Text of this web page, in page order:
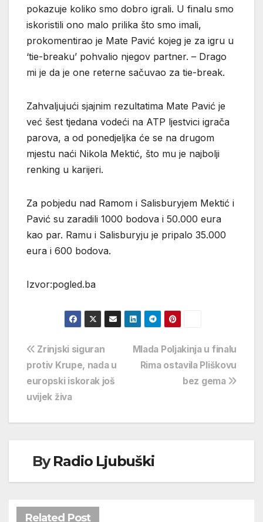
pokazuje koliko smo dobro igrali. U finalu smo
iskoristili ono malo prilika što smo imali,
prokomentirao je Mate Pavić kojeg je za igru u
‘tie-breaku’ pohvalio njegov partner. – Drago
mi je da je one reterne sačuvao za tie-break.
Zahvaljujući sjajnim rezultatima Mate Pavić je
već šest tjedana vodeći na ATP ljestvici igrača
parova, a od ponedjeljka će se na drugom
mjestu naći Nikola Mektić, što mu je najbolji
renking u karijeri.
Za pobjedu nad Ramom i Salisburyjem Mektić i
Pavić su zaradili 1000 bodova i 50.000 eura
kao par. Ramu i Salisburyju je pripalo 35.000
eura i 600 bodova.
Izvor:pogled.ba
Navigacija
objava
Mlada Poljakinja u finalu
Rima ostavila Pliškovu
bez gema
Zrinjski siguran
protiv Krupe, nada u
europski iskorak još
uvijek živa
ByRadio Ljubuški
Related Post